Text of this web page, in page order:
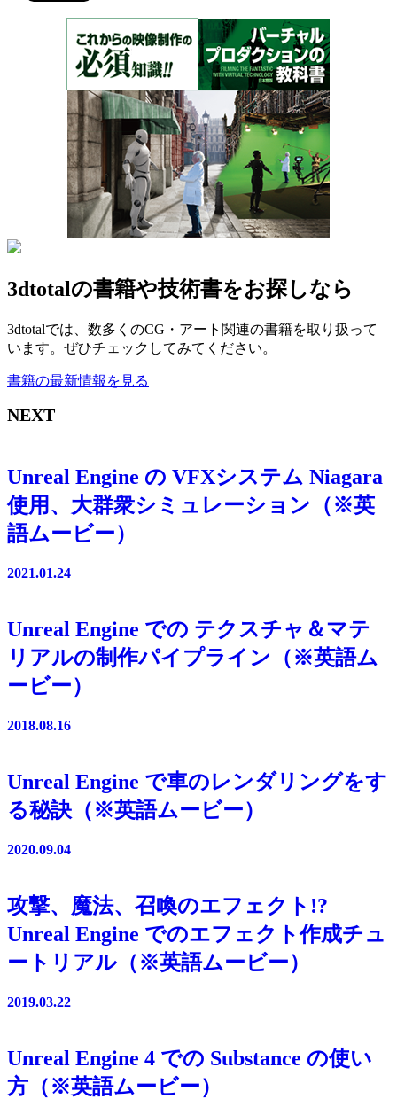
3dtotalの書籍や技術書をお探しなら
3dtotalでは、数多くのCG・アート関連の書籍を取り扱って
います。ぜひチェックしてみてください。
書籍の最新情報を見る
NEXT
Unreal Engine の VFXシステム Niagara
使用、大群衆シミュレーション（※英
語ムービー）
2021.01.24
Unreal Engine での テクスチャ＆マテ
リアルの制作パイプライン（※英語ム
ービー）
2018.08.16
Unreal Engine で車のレンダリングをす
る秘訣（※英語ムービー）
2020.09.04
攻撃、魔法、召喚のエフェクト!?
Unreal Engine でのエフェクト作成チュ
ートリアル（※英語ムービー）
2019.03.22
Unreal Engine 4 での Substance の使い
方（※英語ムービー）